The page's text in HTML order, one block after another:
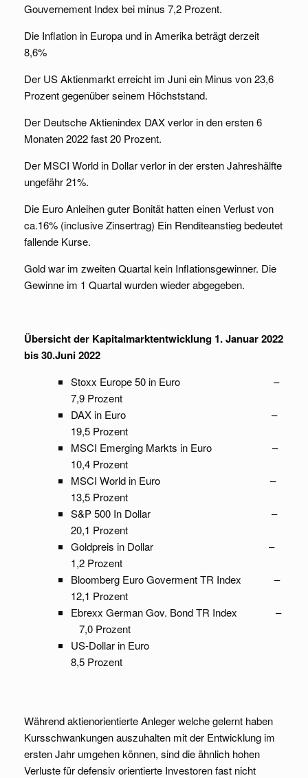
Gouvernement Index bei minus 7,2 Prozent.
Die Inflation in Europa und in Amerika beträgt derzeit
8,6%
Der US Aktienmarkt erreicht im Juni ein Minus von 23,6
Prozent gegenüber seinem Höchststand.
Der Deutsche Aktienindex DAX verlor in den ersten 6
Monaten 2022 fast 20 Prozent.
Der MSCI World in Dollar verlor in der ersten Jahreshälfte
ungefähr 21%.
Die Euro Anleihen guter Bonität hatten einen Verlust von
ca.16% (inclusive Zinsertrag) Ein Renditeanstieg bedeutet
fallende Kurse.
Gold war im zweiten Quartal kein Inflationsgewinner. Die
Gewinne im 1 Quartal wurden wieder abgegeben.
Übersicht der Kapitalmarktentwicklung 1. Januar 2022
bis 30.Juni 2022
Stoxx Europe 50 in Euro –
7,9 Prozent
DAX in Euro –
19,5 Prozent
MSCI Emerging Markts in Euro –
10,4 Prozent
MSCI World in Euro –
13,5 Prozent
S&P 500 In Dollar –
20,1 Prozent
Goldpreis in Dollar –
1,2 Prozent
Bloomberg Euro Goverment TR Index –
12,1 Prozent
Ebrexx German Gov. Bond TR Index –
7,0 Prozent
US-Dollar in Euro
8,5 Prozent
Während aktienorientierte Anleger welche gelernt haben
Kursschwankungen auszuhalten mit der Entwicklung im
ersten Jahr umgehen können, sind die ähnlich hohen
Verluste für defensiv orientierte Investoren fast nicht